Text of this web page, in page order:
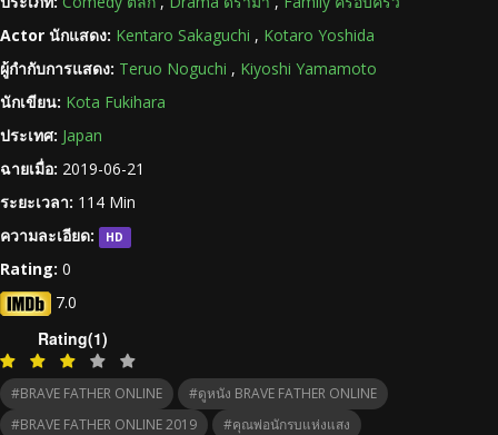
Actor นักแสดง: Kentaro Sakaguchi , Kotaro Yoshida
ผู้กำกับการแสดง: Teruo Noguchi , Kiyoshi Yamamoto
นักเขียน: Kota Fukihara
ประเทศ: Japan
ฉายเมื่อ: 2019-06-21
ระยะเวลา: 114 Min
ความละเอียด:
HD
Rating: 0
7.0
Rating(1)
#BRAVE FATHER ONLINE
#ดูหนัง BRAVE FATHER ONLINE
#BRAVE FATHER ONLINE 2019
#คุณพ่อนักรบแห่งแสง